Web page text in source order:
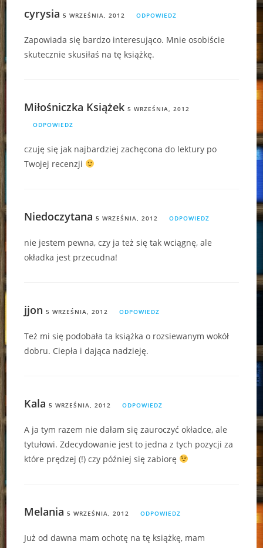
cyrysia 5 WRZEŚNIA, 2012 ODPOWIEDZ
Zapowiada się bardzo interesująco. Mnie osobiście
skutecznie skusiłaś na tę książkę.
Miłośniczka Książek 5 WRZEŚNIA, 2012
ODPOWIEDZ
czuję się jak najbardziej zachęcona do lektury po
Twojej recenzji
Niedoczytana 5 WRZEŚNIA, 2012 ODPOWIEDZ
nie jestem pewna, czy ja też się tak wciągnę, ale
okładka jest przecudna!
jjon 5 WRZEŚNIA, 2012 ODPOWIEDZ
Też mi się podobała ta książka o rozsiewanym wokół
dobru. Ciepła i dająca nadzieję.
Kala 5 WRZEŚNIA, 2012 ODPOWIEDZ
A ja tym razem nie dałam się zauroczyć okładce, ale
tytułowi. Zdecydowanie jest to jedna z tych pozycji za
które prędzej (!) czy później się zabiorę
Melania 5 WRZEŚNIA, 2012 ODPOWIEDZ
Już od dawna mam ochotę na tę książkę, mam